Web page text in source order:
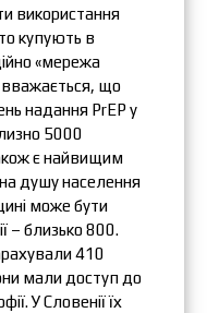
використання
купують в
«мережа
вважається, що
надання PrEP у
5000
є найвищим
душу населення
може бути
– близько 800.
410
мали доступ до
У Словенії їх